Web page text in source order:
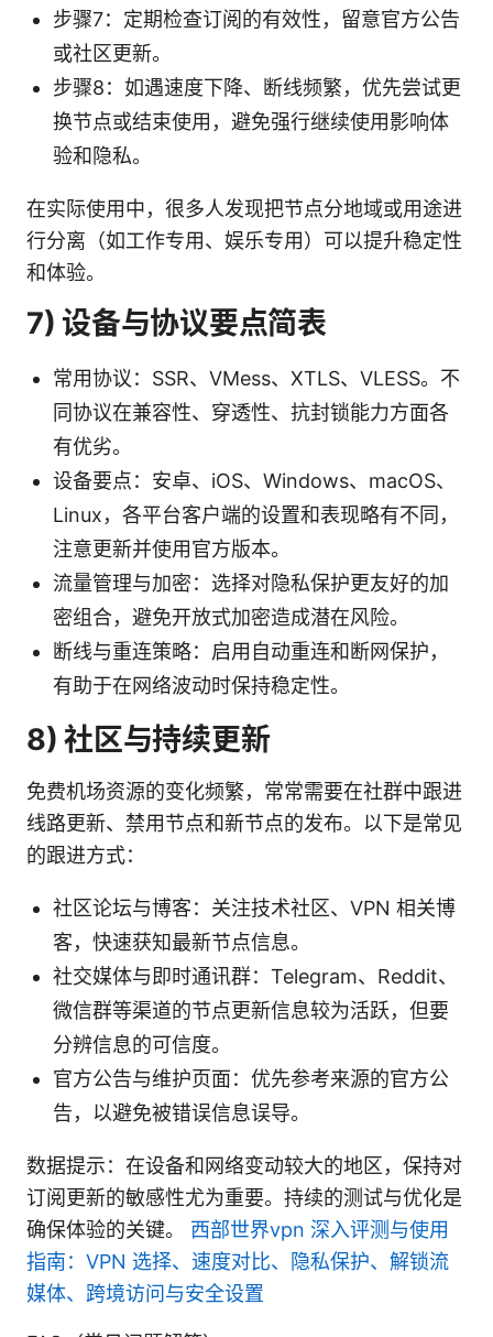
步骤7：定期检查订阅的有效性，留意官方公告
或社区更新。
步骤8：如遇速度下降、断线频繁，优先尝试更
换节点或结束使用，避免强行继续使用影响体
验和隐私。
在实际使用中，很多人发现把节点分地域或用途进
行分离（如工作专用、娱乐专用）可以提升稳定性
和体验。
7) 设备与协议要点简表
常用协议：SSR、VMess、XTLS、VLESS。不
同协议在兼容性、穿透性、抗封锁能力方面各
有优劣。
设备要点：安卓、iOS、Windows、macOS、
Linux，各平台客户端的设置和表现略有不同，
注意更新并使用官方版本。
流量管理与加密：选择对隐私保护更友好的加
密组合，避免开放式加密造成潜在风险。
断线与重连策略：启用自动重连和断网保护，
有助于在网络波动时保持稳定性。
8) 社区与持续更新
免费机场资源的变化频繁，常常需要在社群中跟进
线路更新、禁用节点和新节点的发布。以下是常见
的跟进方式：
社区论坛与博客：关注技术社区、VPN 相关博
客，快速获知最新节点信息。
社交媒体与即时通讯群：Telegram、Reddit、
微信群等渠道的节点更新信息较为活跃，但要
分辨信息的可信度。
官方公告与维护页面：优先参考来源的官方公
告，以避免被错误信息误导。
数据提示：在设备和网络变动较大的地区，保持对
订阅更新的敏感性尤为重要。持续的测试与优化是
确保体验的关键。 西部世界vpn 深入评测与使用
指南：VPN 选择、速度对比、隐私保护、解锁流
媒体、跨境访问与安全设置